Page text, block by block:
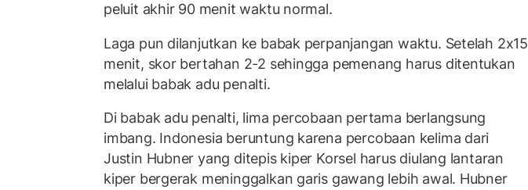
peluit akhir 90 menit waktu normal.
Laga pun dilanjutkan ke babak perpanjangan waktu. Setelah 2x15
menit, skor bertahan 2-2 sehingga pemenang harus ditentukan
melalui babak adu penalti.
Di babak adu penalti, lima percobaan pertama berlangsung
imbang. Indonesia beruntung karena percobaan kelima dari
Justin Hubner yang ditepis kiper Korsel harus diulang lantaran
kiper bergerak meninggalkan garis gawang lebih awal. Hubner